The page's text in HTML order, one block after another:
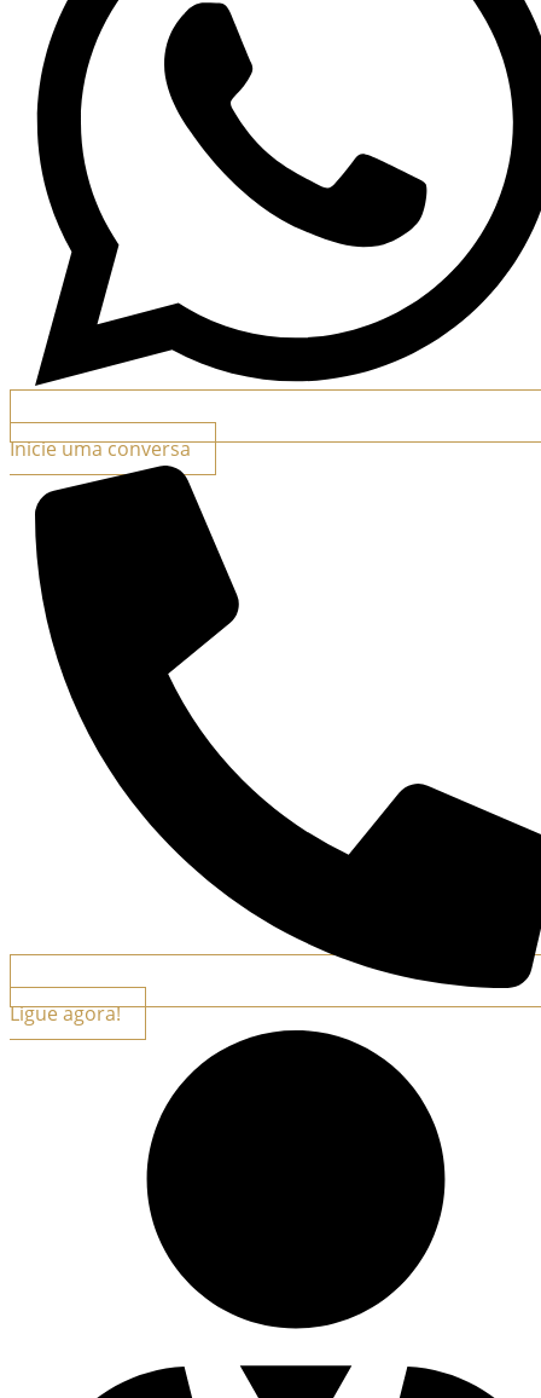
Inicie uma conversa
Ligue agora!